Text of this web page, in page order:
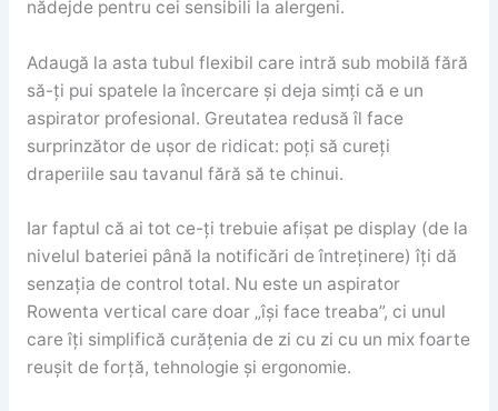
nădejde pentru cei sensibili la alergeni.
Adaugă la asta tubul flexibil care intră sub mobilă fără
să-ți pui spatele la încercare și deja simți că e un
aspirator profesional. Greutatea redusă îl face
surprinzător de ușor de ridicat: poți să cureți
draperiile sau tavanul fără să te chinui.
Iar faptul că ai tot ce-ți trebuie afișat pe display (de la
nivelul bateriei până la notificări de întreținere) îți dă
senzația de control total. Nu este un aspirator
Rowenta vertical care doar „își face treaba”, ci unul
care îți simplifică curățenia de zi cu zi cu un mix foarte
reușit de forță, tehnologie și ergonomie.